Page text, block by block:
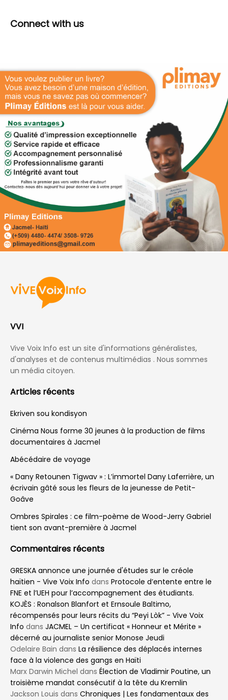
Connect with us
VVI
Vive Voix Info est un site d'informations généralistes,
d'analyses et de contenus multimédias . Nous sommes
un média citoyen.
Articles récents
Ekriven sou kondisyon
Cinéma Nous forme 30 jeunes à la production de films
documentaires à Jacmel
Abécédaire de voyage
« Dany Retounen Tigwav » : L’immortel Dany Laferrière, un
écrivain gâté sous les fleurs de la jeunesse de Petit-
Goâve
Ombres Spirales : ce film-poème de Wood-Jerry Gabriel
tient son avant-première à Jacmel
Commentaires récents
GRESKA annonce une journée d'études sur le créole
haïtien - Vive Voix Info dans Protocole d’entente entre le
FNE et l’UEH pour l’accompagnement des étudiants.
KOJÈS : Ronalson Blanfort et Ernsoule Baltimo,
récompensés pour leurs récits du “Peyi Lòk” - Vive Voix
Info dans JACMEL – Un certificat « Honneur et Mérite »
décerné au journaliste senior Monose Jeudi
Odelaire Bain dans La résilience des déplacés internes
face à la violence des gangs en Haïti
Marx Darwin Michel dans Élection de Vladimir Poutine, un
troisième mandat consécutif à la tête du Kremlin
Jackson Louis dans Chroniques | Les fondamentaux des